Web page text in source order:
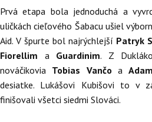
Prvá etapa bola jednoduchá a
uličkách cieľového Šabacu ušiel
Aid. V špurte bol najrýchlejší Patryk
Fiorellim a Guardinim. Z
nováčikovia Tobias Vančo a
desiatke. Lukášovi Kubišovi to v
finišovali všetci siedmi Slováci.